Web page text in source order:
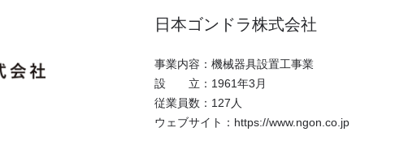
日本ゴンドラ株式会社
事業内容：機械器具設置工事業
設 立： 1961年3月
従業員数： 127人
ウェブサイト： https://www.ngon.co.jp